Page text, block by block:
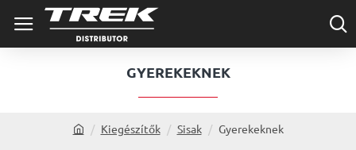
GYEREKEKNEK
Kiegészítők Sisak Gyerekeknek